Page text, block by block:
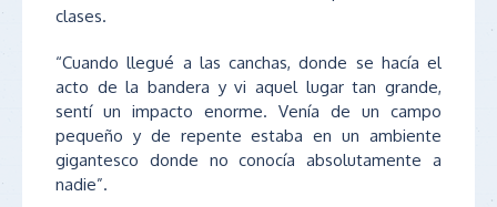
clases.
“Cuando llegué a las canchas, donde se hacía el
acto de la bandera y vi aquel lugar tan grande,
sentí un impacto enorme. Venía de un campo
pequeño y de repente estaba en un ambiente
gigantesco donde no conocía absolutamente a
nadie”.